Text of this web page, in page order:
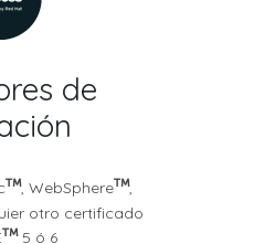
de
, WebSphere
,
otro certificado
5 ó 6